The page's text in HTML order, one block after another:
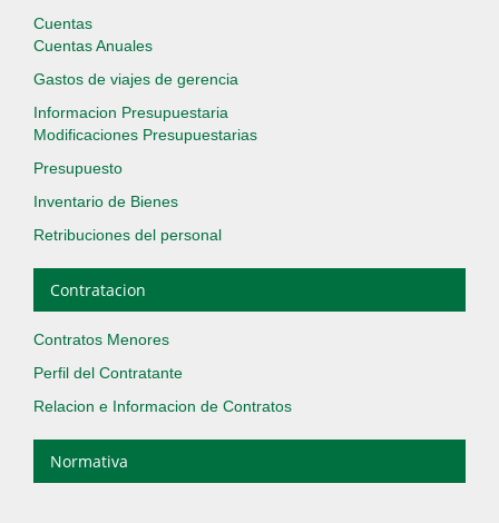
Cuentas
Cuentas Anuales
Gastos de viajes de gerencia
Informacion Presupuestaria
Modificaciones Presupuestarias
Presupuesto
Inventario de Bienes
Retribuciones del personal
Contratacion
Contratos Menores
Perfil del Contratante
Relacion e Informacion de Contratos
Normativa